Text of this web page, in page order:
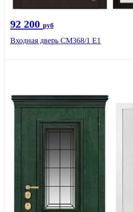
92 200 руб
Входная дверь СМ368/1 Е1